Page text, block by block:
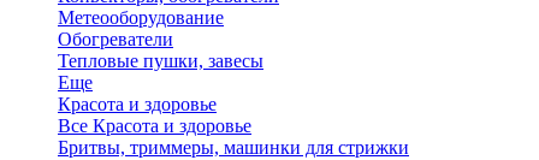
Метеооборудование
Обогреватели
Тепловые пушки, завесы
Еще
Красота и здоровье
Все Красота и здоровье
Бритвы, триммеры, машинки для стрижки